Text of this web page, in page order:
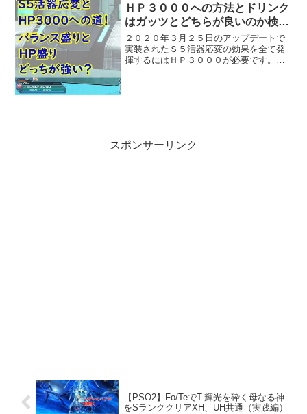
ＨＰ３０００への方法とドリンク
はガッツとどちらが良いのか検
証！
２０２０年３月２５日のアップデートで
実装されたＳ５活器応変の効果を全て発
揮するにはＨＰ３０００が必要です。ち
スポンサーリンク
【PSO2】Fo/TeでT.輝光を砕く母なる神
をSランククリアXH、UH共通（実践編）